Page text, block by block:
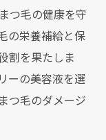
つ毛の健康を守
の栄養補給と保
割を果たしま
ーの美容液を選
つ毛のダメージ